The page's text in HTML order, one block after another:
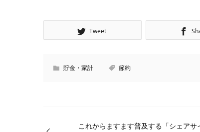
Tweet
貯金・家計 節約
これからますます普及する「シェアサ